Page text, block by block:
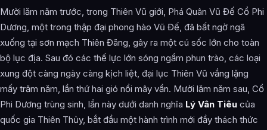
Mười lăm năm trước, trong Thiên Vũ giới, Phá Quân Vũ Đế Cổ Phi
Dương, một trong thập đại phong hào Vũ Đế, đã bất ngờ ngã
xuống tại sơn mạch Thiên Đãng, gây ra một cú sốc lớn cho toàn
bộ lục địa. Sau đó các thế lực lớn sóng ngầm phun trào, các loại
xung đột càng ngày càng kịch liệt, đại lục Thiên Vũ vắng lặng
mấy trăm năm, lần thứ hai gió nổi mây vần. Mười lăm năm sau, Cổ
Phi Dương trùng sinh, lần này dưới danh nghĩa Lý Vân Tiêu của
quốc gia Thiên Thủy, bắt đầu một hành trình mới đầy thách thức